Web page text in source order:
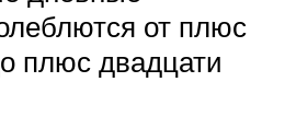
от плюс
плюс двадцати